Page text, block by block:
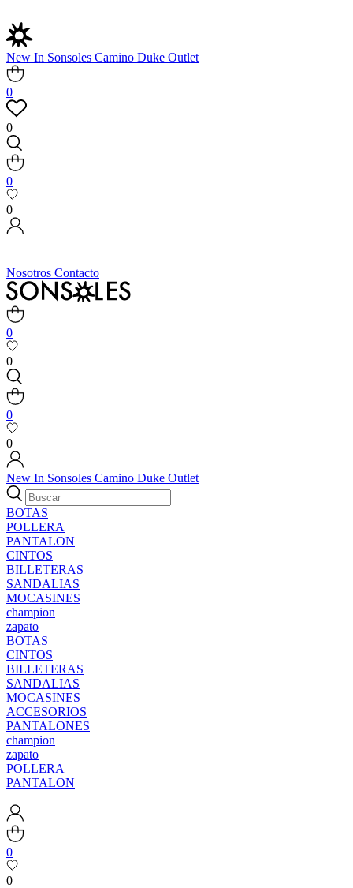
New In Sonsoles Camino Duke Outlet
0
0
0
0
Nosotros Contacto
0
0
0
0
New In Sonsoles Camino Duke Outlet
BOTAS
POLLERA
PANTALON
CINTOS
BILLETERAS
SANDALIAS
MOCASINES
champion
zapato
BOTAS
CINTOS
BILLETERAS
SANDALIAS
MOCASINES
ACCESORIOS
PANTALONES
champion
zapato
POLLERA
PANTALON
0
0